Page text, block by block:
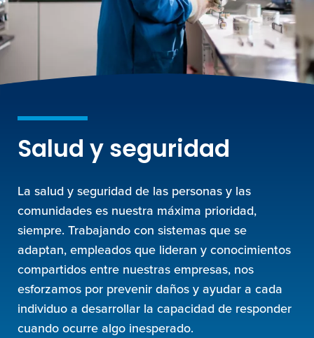
Salud y seguridad
La salud y seguridad de las personas y las
comunidades es nuestra máxima prioridad,
siempre. Trabajando con sistemas que se
adaptan, empleados que lideran y conocimientos
compartidos entre nuestras empresas, nos
esforzamos por prevenir daños y ayudar a cada
individuo a desarrollar la capacidad de responder
cuando ocurre algo inesperado.